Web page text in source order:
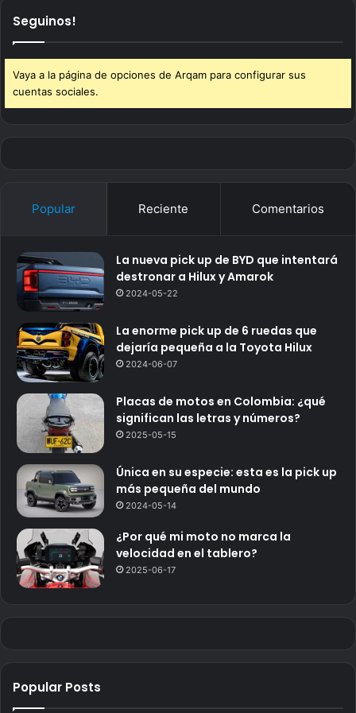
Seguinos!
Vaya a la página de opciones de Arqam para configurar sus
cuentas sociales.
Popular Reciente Comentarios
La nueva pick up de BYD que intentará
destronar a Hilux y Amarok
2024-05-22
La enorme pick up de 6 ruedas que
dejaría pequeña a la Toyota Hilux
2024-06-07
Placas de motos en Colombia: ¿qué
significan las letras y números?
2025-05-15
Única en su especie: esta es la pick up
más pequeña del mundo
2024-05-14
¿Por qué mi moto no marca la
velocidad en el tablero?
2025-06-17
Popular Posts